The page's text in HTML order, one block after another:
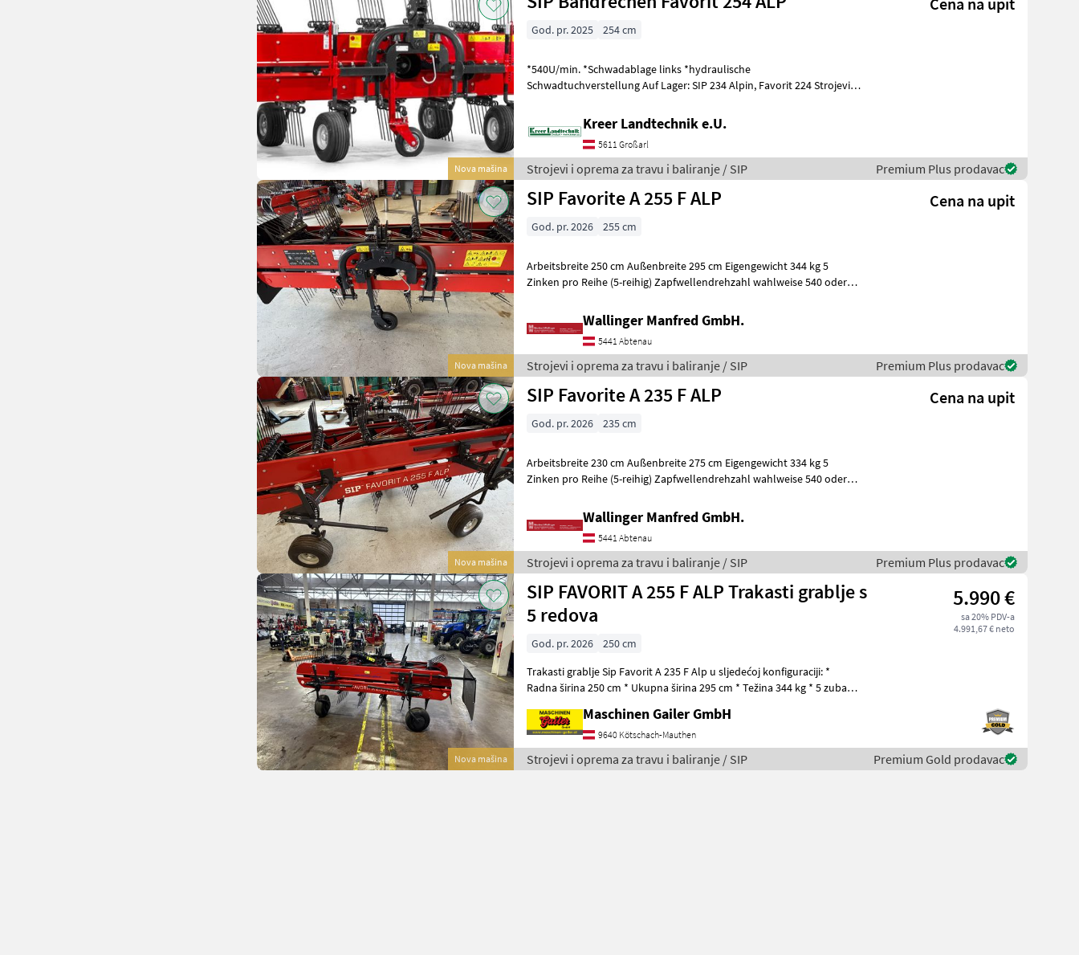
Nova mašina
God. pr. 2025 254 cm
*540U/min. *Schwadablage links *hydraulische
Schwadtuchverstellung Auf Lager: SIP 234 Alpin, Favorit 224 Strojevi i
Kreer Landtechnik e.U.
5611 Großarl
Strojevi i oprema za travu i baliranje / SIP Premium Plus prodavac
Nova mašina
SIP Favorite A 255 F ALP Cena na upit
God. pr. 2026 255 cm
Arbeitsbreite 250 cm Außenbreite 295 cm Eigengewicht 344 kg 5
Zinken pro Reihe (5-reihig) Zapfwellendrehzahl wahlweise 540 oder
Wallinger Manfred GmbH.
5441 Abtenau
Strojevi i oprema za travu i baliranje / SIP Premium Plus prodavac
Nova mašina
SIP Favorite A 235 F ALP Cena na upit
God. pr. 2026 235 cm
Arbeitsbreite 230 cm Außenbreite 275 cm Eigengewicht 334 kg 5
Zinken pro Reihe (5-reihig) Zapfwellendrehzahl wahlweise 540 oder
Wallinger Manfred GmbH.
5441 Abtenau
Strojevi i oprema za travu i baliranje / SIP Premium Plus prodavac
Nova mašina
SIP FAVORIT A 255 F ALP Trakasti grablje s
5 redova
5.990 €
sa 20% PDV-a
4.991,67 € neto
God. pr. 2026
250 cm
Trakasti grablje Sip Favorit A 235 F Alp u sljedećoj konfiguraciji: *
Radna širina 250 cm * Ukupna širina 295 cm * Težina 344 kg * 5 zubaca
Maschinen Gailer GmbH
9640 Kötschach-Mauthen
Strojevi i oprema za travu i baliranje / SIP Premium Gold prodavac